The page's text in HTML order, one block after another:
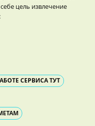
СЕРВИСА ТУТ